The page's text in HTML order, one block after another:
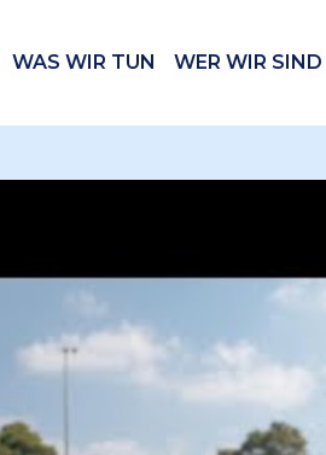
WAS WIR TUN WER WIR SIND